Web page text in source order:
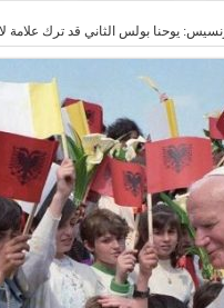
فرنسيس: يوحنا بولس الثاني قد ترك